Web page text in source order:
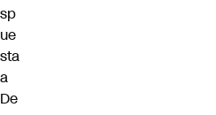
sp
ue
sta
a
De